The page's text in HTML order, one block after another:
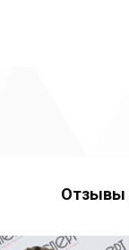
Отзывы